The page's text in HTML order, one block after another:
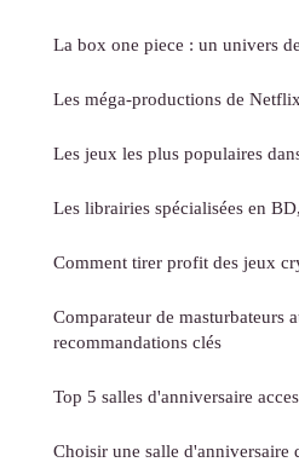
La box one piece : un univers
Les méga-productions de
Les jeux les plus populaires
Les librairies spécialisées en
Comment tirer profit des jeux
Comparateur de masturbateurs
recommandations clés
Top 5 salles d'anniversaire
Choisir une salle d'anniversaire